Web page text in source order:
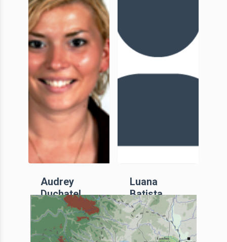
associée
Audrey
Duchatel
Membre
associée,
Docteure
Luana
Batista
Goulart
Docteure